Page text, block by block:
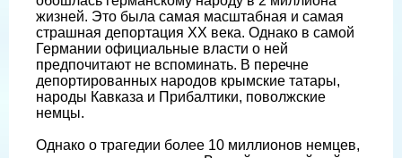
жизней. Это была самая масштабная и самая
страшная депортация XX века. Однако в самой
Германии официальные власти о ней
предпочитают не вспоминать. В перечне
депортированных народов крымские татары,
народы Кавказа и Прибалтики, поволжские
немцы.
Однако о трагедии более 10 миллионов немцев,